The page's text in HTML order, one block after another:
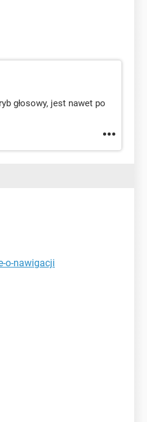
głosowy, jest nawet po
o-nawigacji